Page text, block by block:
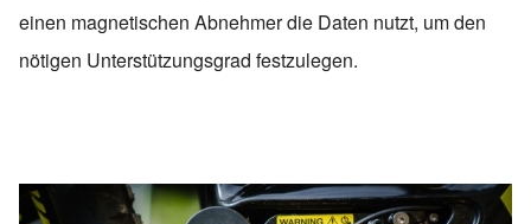
einen magnetischen Abnehmer die Daten nutzt, um den
nötigen Unterstützungsgrad festzulegen.